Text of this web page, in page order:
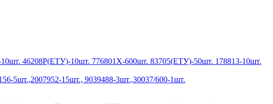
46208Р(ЕТУ)-10шт. 776801Х-600шт. 83705(ЕТУ)-50шт. 178813-10шт.
5шт.,2007952-15шт., 9039488-3шт.,30037/600-1шт.